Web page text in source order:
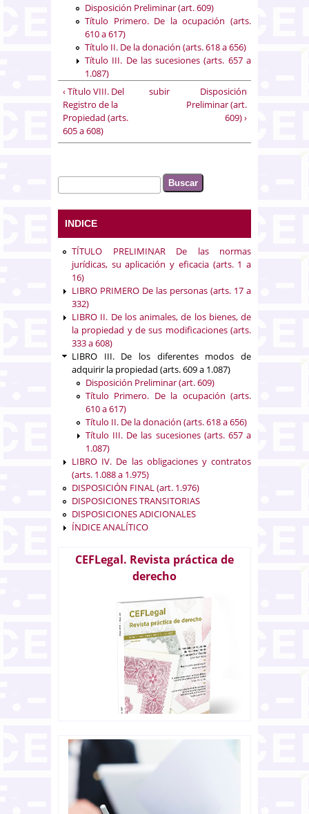
Disposición Preliminar (art. 609)
Título Primero. De la ocupación (arts.
610 a 617)
Título II. De la donación (arts. 618 a 656)
Título III. De las sucesiones (arts. 657 a
1.087)
‹ Título VIII. Del
Registro de la
Propiedad (arts.
605 a 608)
subir
Disposición
Preliminar (art.
609) ›
Formulario de búsqueda
Buscar
INDICE
TÍTULO PRELIMINAR De las normas
jurídicas, su aplicación y eficacia (arts. 1 a
16)
LIBRO PRIMERO De las personas (arts. 17 a
332)
LIBRO II. De los animales, de los bienes, de
la propiedad y de sus modificaciones (arts.
333 a 608)
LIBRO III. De los diferentes modos de
adquirir la propiedad (arts. 609 a 1.087)
Disposición Preliminar (art. 609)
Título Primero. De la ocupación (arts.
610 a 617)
Título II. De la donación (arts. 618 a 656)
Título III. De las sucesiones (arts. 657 a
1.087)
LIBRO IV. De las obligaciones y contratos
(arts. 1.088 a 1.975)
DISPOSICIÓN FINAL (art. 1.976)
DISPOSICIONES TRANSITORIAS
DISPOSICIONES ADICIONALES
ÍNDICE ANALÍTICO
CEFLegal. Revista práctica de
derecho